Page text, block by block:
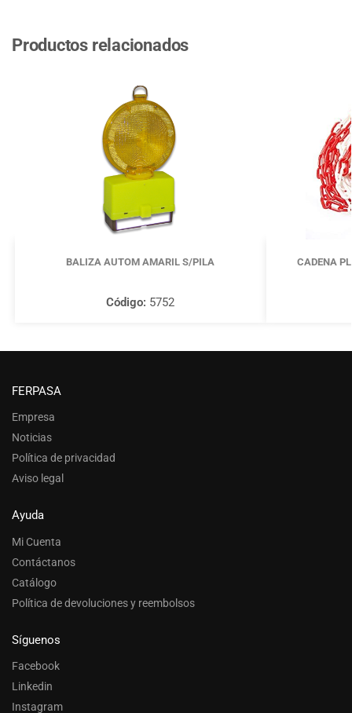
Productos relacionados
BALIZA AUTOM AMARIL S/PILA
Código: 5752
CADENA
FERPASA
Empresa
Noticias
Política de privacidad
Aviso legal
Ayuda
Mi Cuenta
Contáctanos
Catálogo
Política de devoluciones y reembolsos
Síguenos
Facebook
Linkedin
Instagram